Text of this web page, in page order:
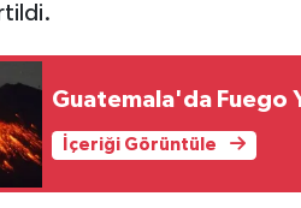
Guatemala'da Fuego
İçeriği Görüntüle